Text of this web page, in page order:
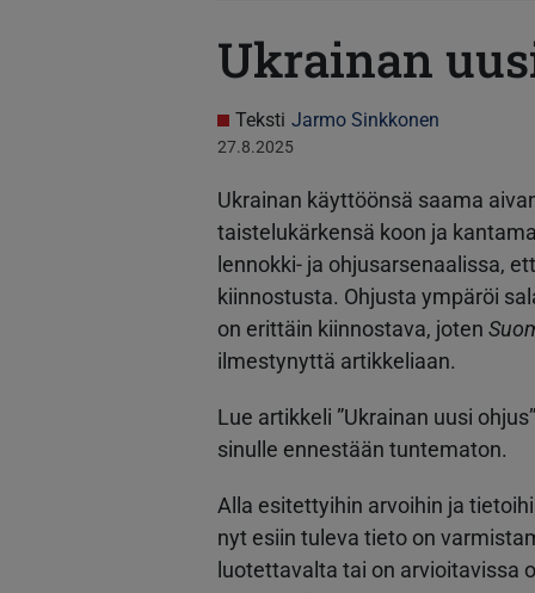
Ukrainan
Teksti Jarmo Sinkkonen
27.8.2025
Ukrainan käyttöönsä saama
taistelukärkensä koon ja
lennokki- ja ohjusarsenaalissa,
kiinnostusta. Ohjusta ympäröi
on erittäin kiinnostava, joten
ilmestynyttä artikkeliaan.
Lue artikkeli ”Ukrainan uusi
sinulle ennestään tuntematon.
Alla esitettyihin arvoihin ja
nyt esiin tuleva tieto on
luotettavalta tai on arvioitavissa